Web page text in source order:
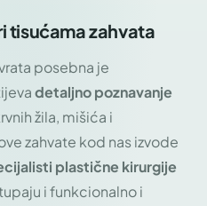
tisućama zahvata
posebna je
detaljno poznavanje
žila, mišića i
zahvate kod nas izvode
plastične kirurgije
i funkcionalno i